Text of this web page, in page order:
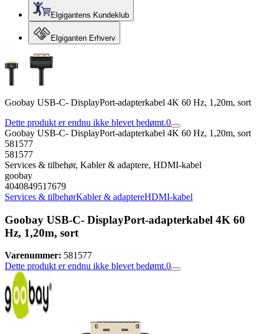
Elgigantens Kundeklub
Elgiganten Erhverv
Goobay USB-C- DisplayPort-adapterkabel 4K 60 Hz, 1,20m, sort
Dette produkt er endnu ikke blevet bedømt.0
Goobay USB-C- DisplayPort-adapterkabel 4K 60 Hz, 1,20m, sort
581577
581577
Services & tilbehør, Kabler & adaptere, HDMI-kabel
goobay
4040849517679
Services & tilbehørKabler & adaptereHDMI-kabel
Goobay USB-C- DisplayPort-adapterkabel 4K 60
Hz, 1,20m, sort
Varenummer: 581577
Dette produkt er endnu ikke blevet bedømt.0